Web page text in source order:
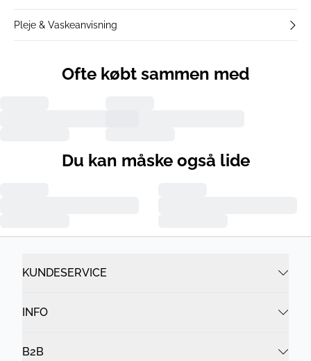
Pleje & Vaskeanvisning
Ofte købt sammen med
Du kan måske også lide
KUNDESERVICE
INFO
B2B